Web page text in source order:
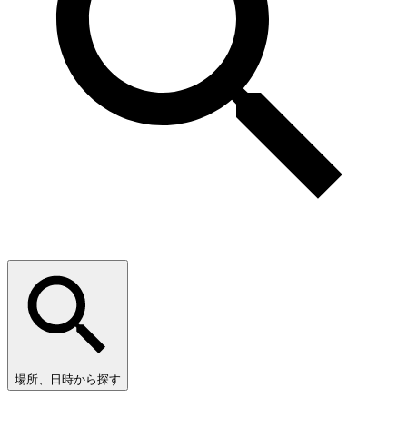
場所、日時から探す